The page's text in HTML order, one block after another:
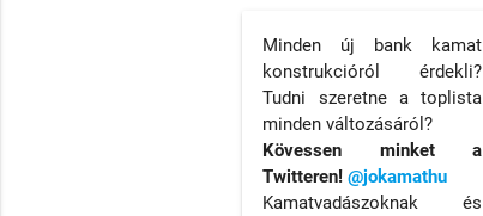
Minden új bank kamat
konstrukcióról érdekli?
Tudni szeretne a toplista
minden változásáról?
Kövessen minket a
Twitteren!@jokamathu
Kamatvadászoknak és